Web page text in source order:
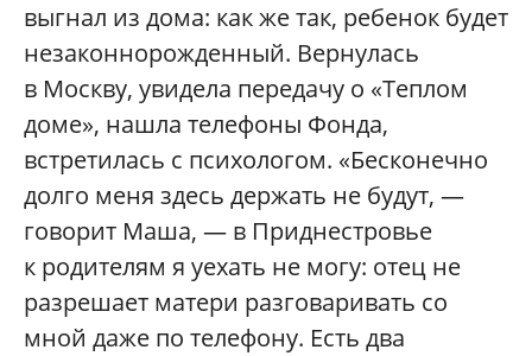
выгнал из дома: как же так, ребенок будет
незаконнорожденный. Вернулась
в Москву, увидела передачу о «Теплом
доме», нашла телефоны Фонда,
встретилась с психологом. «Бесконечно
долго меня здесь держать не будут, —
говорит Маша, — в Приднестровье
к родителям я уехать не могу: отец не
разрешает матери разговаривать со
мной даже по телефону. Есть два